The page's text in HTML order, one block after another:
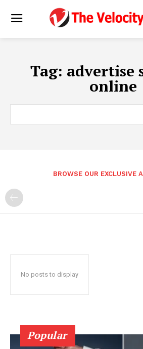
Tag: advertise
online
BROWSE OUR EXCLUSIVE
No posts to display
Popular